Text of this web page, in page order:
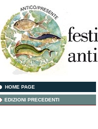
HOME PAGE
EDIZIONI PRECEDENTI